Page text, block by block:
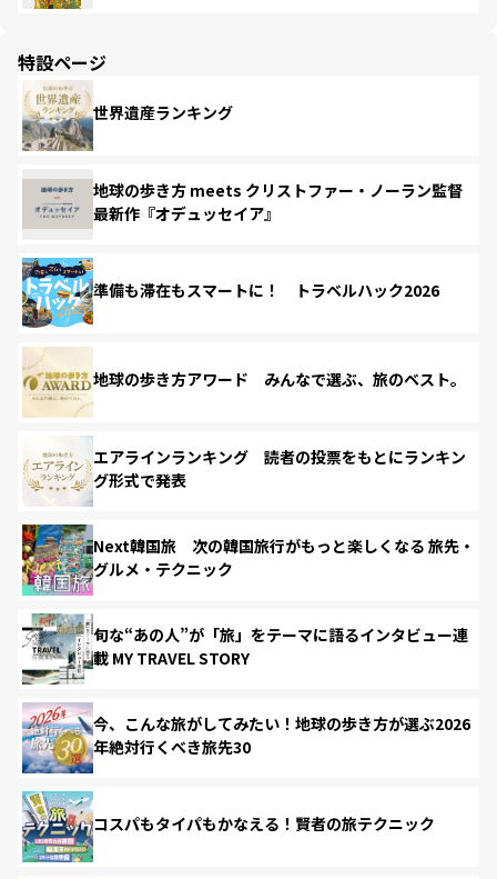
特設ページ
世界遺産ランキング
地球の歩き方 meets クリストファー・ノーラン監督
最新作『オデュッセイア』
準備も滞在もスマートに！ トラベルハック2026
地球の歩き方アワード みんなで選ぶ、旅のベスト。
エアラインランキング 読者の投票をもとにランキン
グ形式で発表
Next韓国旅 次の韓国旅行がもっと楽しくなる 旅先・
グルメ・テクニック
旬な“あの人”が「旅」をテーマに語るインタビュー連
載 MY TRAVEL STORY
今、こんな旅がしてみたい！地球の歩き方が選ぶ2026
年絶対行くべき旅先30
コスパもタイパもかなえる！賢者の旅テクニック